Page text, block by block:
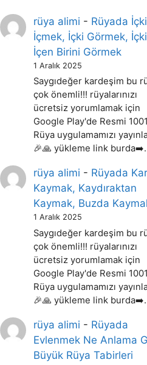
rüya alimi - Rüyada İçki
İçmek, İçki Görmek, İçki
İçen Birini Görmek
1 Aralık 2025
Saygıdeğer kardeşim bu
çok önemli!!! rüyalarınızı
ücretsiz yorumlamak için
Google Play'de Resmi 1001
Rüya uygulamamızı
🎉🙏 yükleme link
rüya alimi - Rüyada
Kaymak, Kaydıraktan
Kaymak, Buzda
1 Aralık 2025
Saygıdeğer kardeşim bu
çok önemli!!! rüyalarınızı
ücretsiz yorumlamak için
Google Play'de Resmi 1001
Rüya uygulamamızı
🎉🙏 yükleme link
rüya alimi - Rüyada
Evlenmek Ne Anlama
Büyük Rüya Tabirleri